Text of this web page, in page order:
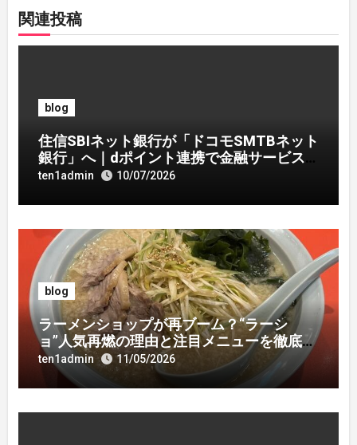
ン
関連投稿
blog
住信SBIネット銀行が「ドコモSMTBネット
銀行」へ｜dポイント連携で金融サービス
刷新
ten1admin 10/07/2026
blog
ラーメンショップが再ブーム？“ラーシ
ョ”人気再燃の理由と注目メニューを徹底解
説
ten1admin 11/05/2026